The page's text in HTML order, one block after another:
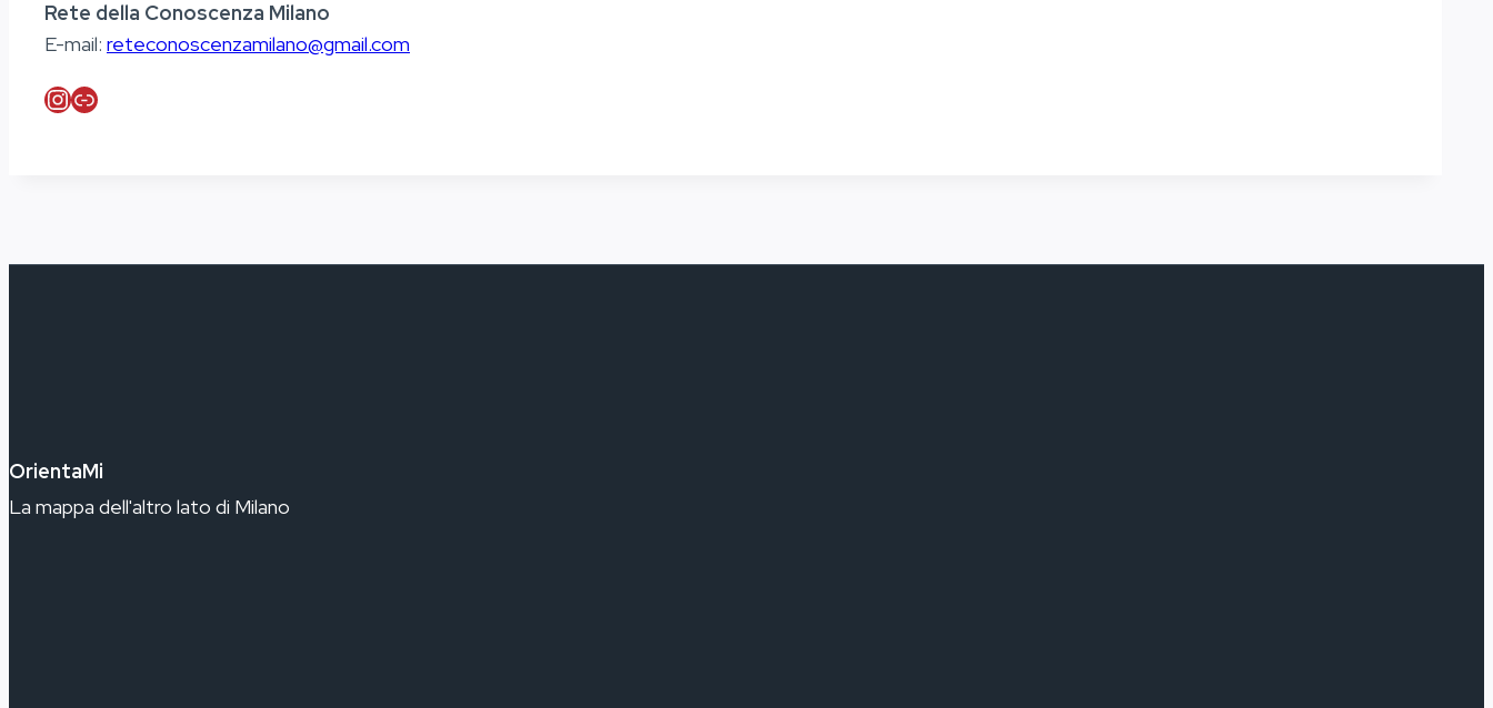
Rete della Conoscenza Milano
E-mail: reteconoscenzamilano@gmail.com
Instagram
Link
OrientaMi
La mappa dell'altro lato di Milano